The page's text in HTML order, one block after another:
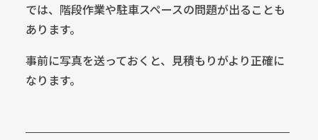
では、階段作業や駐車スペースの問題が出ることも
あります。
事前に写真を送っておくと、見積もりがより正確に
なります。